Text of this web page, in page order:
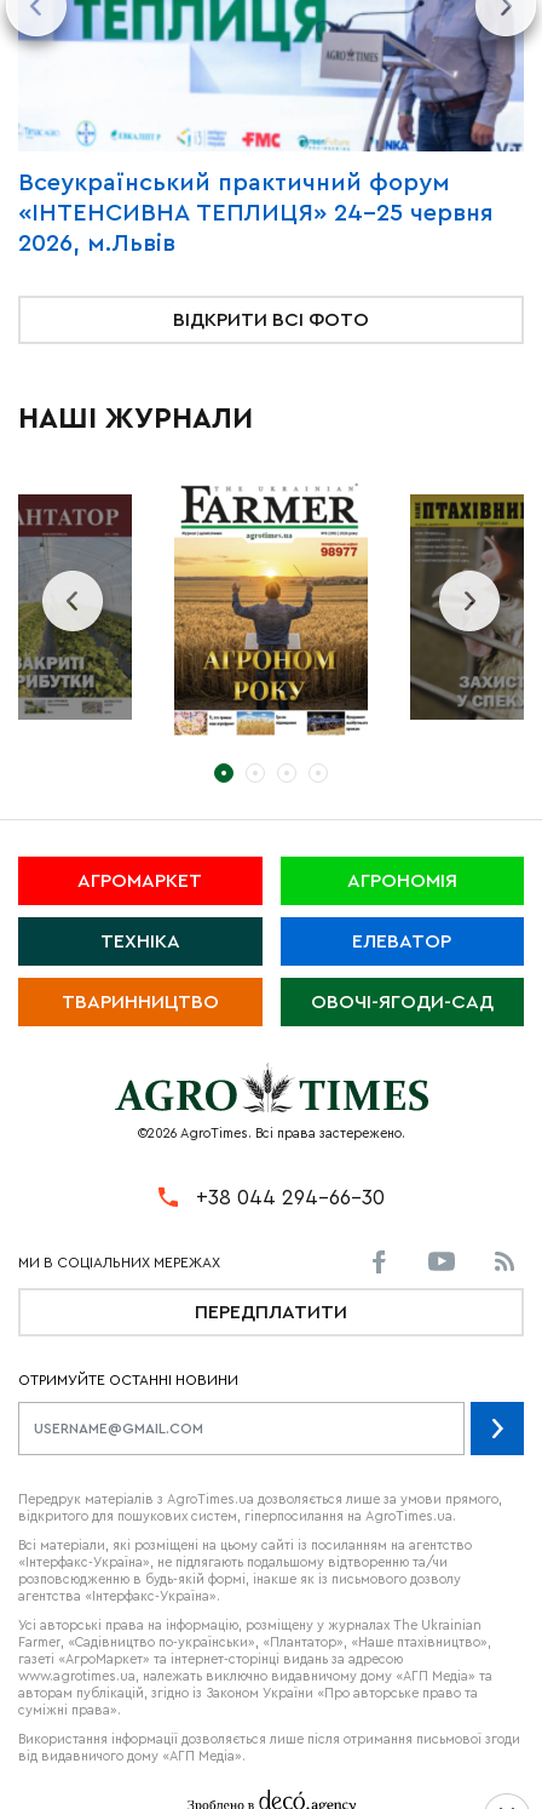
Всеукраїнський практичний форум
«ІНТЕНСИВНА ТЕПЛИЦЯ» 24-25 червня
2026, м.Львів
ВІДКРИТИ ВСІ ФОТО
НАШІ ЖУРНАЛИ
АГРОМАРКЕТ АГРОНОМІЯ
ТЕХНІКА ЕЛЕВАТОР
ТВАРИННИЦТВО ОВОЧІ-ЯГОДИ-САД
©2026 AgroTimes. Всі права застережено.
+38 044 294-66-30
ПЕРЕДПЛАТИТИ
ОТРИМУЙТЕ ОСТАННІ НОВИНИ
Передрук матеріалів з AgroTimes.ua дозволяється лише за умови прямого,
відкритого для пошукових систем, гіперпосилання на AgroTimes.ua.
Всі матеріали, які розміщені на цьому сайті із посиланням на агентство
«Інтерфакс-Україна», не підлягають подальшому відтворенню та/чи
розповсюдженню в будь-якій формі, інакше як із письмового дозволу
агентства «Інтерфакс-Україна».
Усі авторські права на інформацію, розміщену у журналах The Ukrainian
Farmer , «Садівництво по-українськи», «Плантатор», «Наше птахівництво»,
газеті «АгроМаркет» та інтернет-сторінці видань за адресою
www.agrotimes.ua,
належать виключно видавничому дому «АГП Медіа» та
авторам публікацій, згідно із Законом України «Про авторське право та
суміжні права».
Використання інформації дозволяється лише після отримання письмової згоди
від видавничого дому «АГП Медіа».